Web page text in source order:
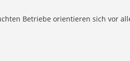
Betriebe orientieren sich vor